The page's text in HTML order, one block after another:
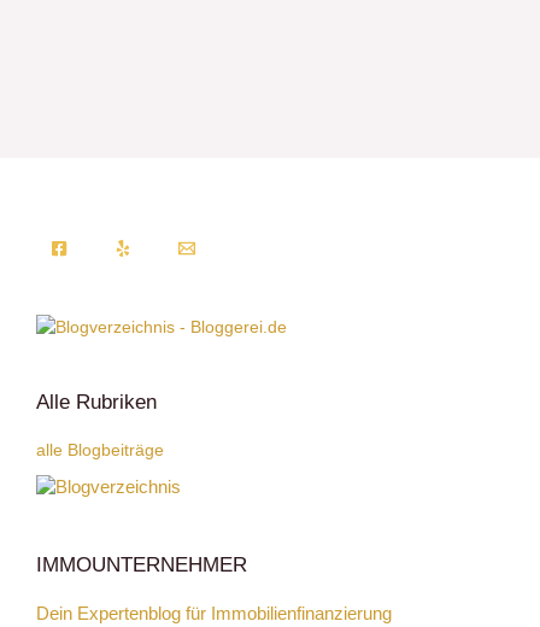
Alle Rubriken
alle Blogbeiträge
IMMOUNTERNEHMER
Dein Expertenblog für Immobilienfinanzierung